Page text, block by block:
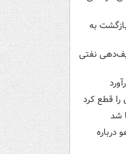
به
نفتی
را قطع کرد
شد
درباره